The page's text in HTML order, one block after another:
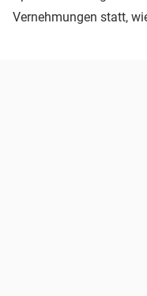
Vernehmungen statt,